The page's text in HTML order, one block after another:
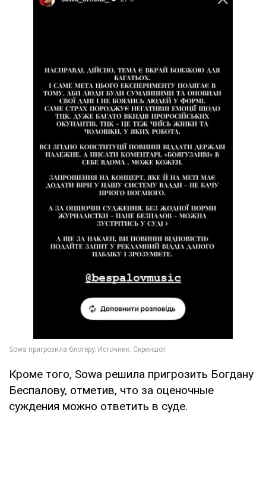
Кроме того, Sowa решила пригрозить Богдану
Беспалову, отметив, что за оценочные
суждения можно ответить в суде.